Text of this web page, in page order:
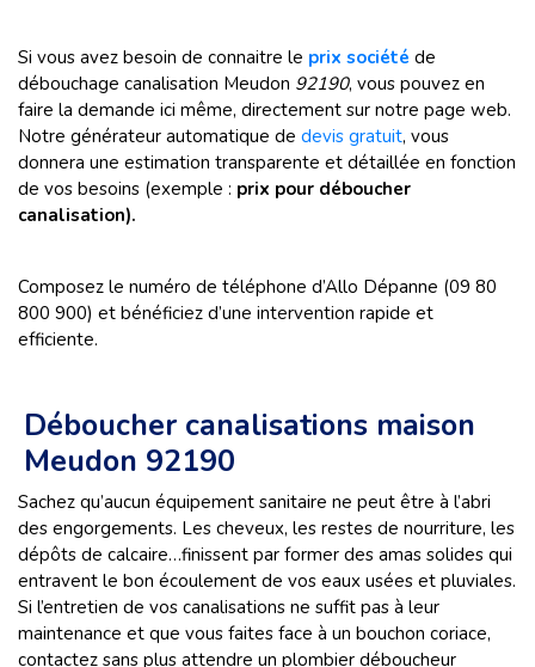
Si vous avez besoin de connaitre le prix société de
débouchage canalisation Meudon 92190, vous pouvez en
faire la demande ici même, directement sur notre page web.
Notre générateur automatique de devis gratuit, vous
donnera une estimation transparente et détaillée en fonction
de vos besoins (exemple : prix pour déboucher
canalisation).
Composez le numéro de téléphone d’Allo Dépanne (09 80
800 900) et bénéficiez d’une intervention rapide et
efficiente.
Déboucher canalisations maison
Meudon 92190
Sachez qu’aucun équipement sanitaire ne peut être à l’abri
des engorgements. Les cheveux, les restes de nourriture, les
dépôts de calcaire…finissent par former des amas solides qui
entravent le bon écoulement de vos eaux usées et pluviales.
Si l’entretien de vos canalisations ne suffit pas à leur
maintenance et que vous faites face à un bouchon coriace,
contactez sans plus attendre un plombier déboucheur